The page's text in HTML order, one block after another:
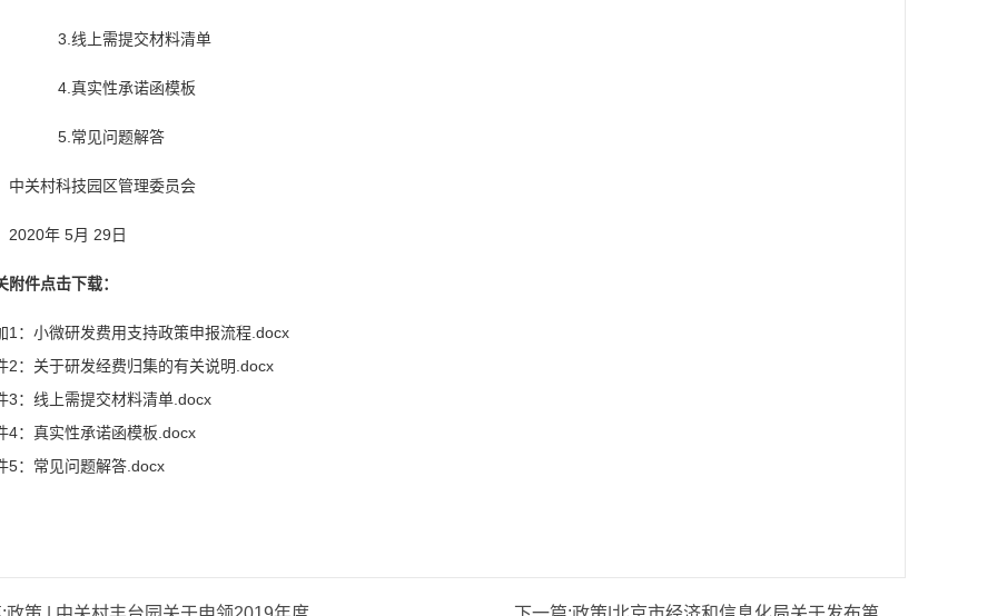
线上需提交材料清单
真实性承诺函模板
常见问题解答
关村科技园区管理委员会
年 5月 29日
附件点击下载：
1：小微研发费用支持政策申报流程.docx
2：关于研发经费归集的有关说明.docx
3：线上需提交材料清单.docx
4：真实性承诺函模板.docx
5：常见问题解答.docx